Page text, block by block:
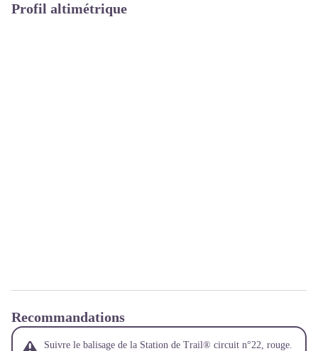
Profil altimétrique
Recommandations
Suivre le balisage de la Station de Trail® circuit n°22, rouge.